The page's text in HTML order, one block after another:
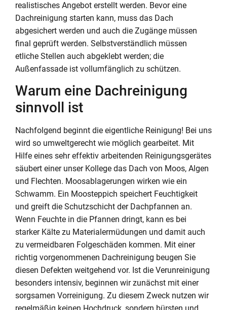
realistisches Angebot erstellt werden. Bevor eine
Dachreinigung starten kann, muss das Dach
abgesichert werden und auch die Zugänge müssen
final geprüft werden. Selbstverständlich müssen
etliche Stellen auch abgeklebt werden; die
Außenfassade ist vollumfänglich zu schützen.
Warum eine Dachreinigung
sinnvoll ist
Nachfolgend beginnt die eigentliche Reinigung! Bei uns
wird so umweltgerecht wie möglich gearbeitet. Mit
Hilfe eines sehr effektiv arbeitenden Reinigungsgerätes
säubert einer unser Kollege das Dach von Moos, Algen
und Flechten. Moosablagerungen wirken wie ein
Schwamm. Ein Moosteppich speichert Feuchtigkeit
und greift die Schutzschicht der Dachpfannen an.
Wenn Feuchte in die Pfannen dringt, kann es bei
starker Kälte zu Materialermüdungen und damit auch
zu vermeidbaren Folgeschäden kommen. Mit einer
richtig vorgenommenen Dachreinigung beugen Sie
diesen Defekten weitgehend vor. Ist die Verunreinigung
besonders intensiv, beginnen wir zunächst mit einer
sorgsamen Vorreinigung. Zu diesem Zweck nutzen wir